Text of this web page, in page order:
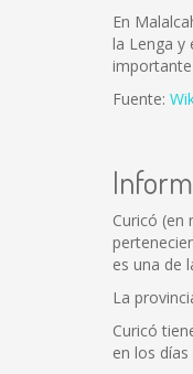
En
la Lenga y
Fuente:
Curicó (en
es una de
La
Curicó
en los